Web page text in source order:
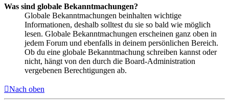
Was sind globale Bekanntmachungen?
Globale Bekanntmachungen beinhalten wichtige
Informationen, deshalb solltest du sie so bald wie möglich
lesen. Globale Bekanntmachungen erscheinen ganz oben in
jedem Forum und ebenfalls in deinem persönlichen Bereich.
Ob du eine globale Bekanntmachung schreiben kannst oder
nicht, hängt von den durch die Board-Administration
vergebenen Berechtigungen ab.
Nach oben